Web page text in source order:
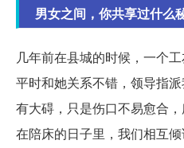
男女之间，你共享过什么
几年前在县城的时候，一个
平时和她关系不错，领导指
有大碍，只是伤口不易愈合，
在陪床的日子里，我们相互